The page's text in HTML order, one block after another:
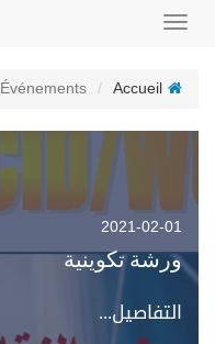
Toggle
Événements
2021-02-01
ورشة تكوينية
التفاصيل...